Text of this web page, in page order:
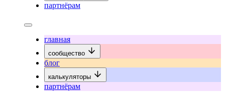
партнёрам
главная
сообщество
блог
калькуляторы
партнёрам